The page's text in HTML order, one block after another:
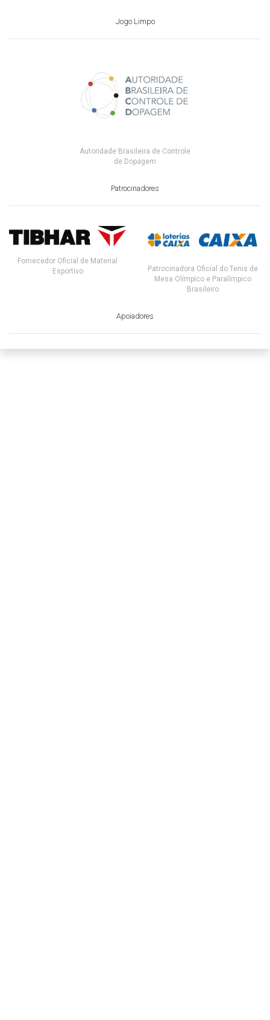
Jogo Limpo
Autoridade Brasileira de Controle
de Dopagem
Patrocinadores
Fornecedor Oficial de Material
Esportivo
Patrocinadora Oficial do Tenis de
Mesa Olímpico e Paralímpico
Brasileiro
Apoiadores